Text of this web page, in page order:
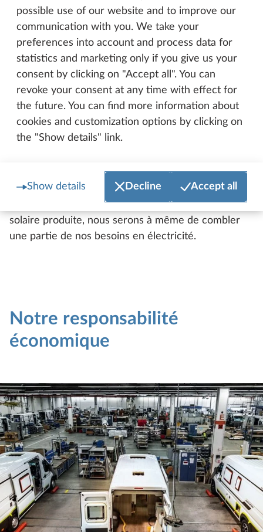
possible use of our website and to improve our
communication with you. We take your
preferences into account and process data for
statistics and marketing only if you give us your
consent by clicking on "Accept all". You can
revoke your consent at any time with effect for
the future. You can find more information about
cookies and customization options by clicking on
the "Show details" link.
Show details Decline Accept all
Nous travaillons actuellement sur un projet de
panneaux photovoltaïques à poser sur le toit de
notre usine de camping-cars. Grâce à l’énergie
solaire produite, nous serons à même de combler
une partie de nos besoins en électricité.
Notre responsabilité
économique